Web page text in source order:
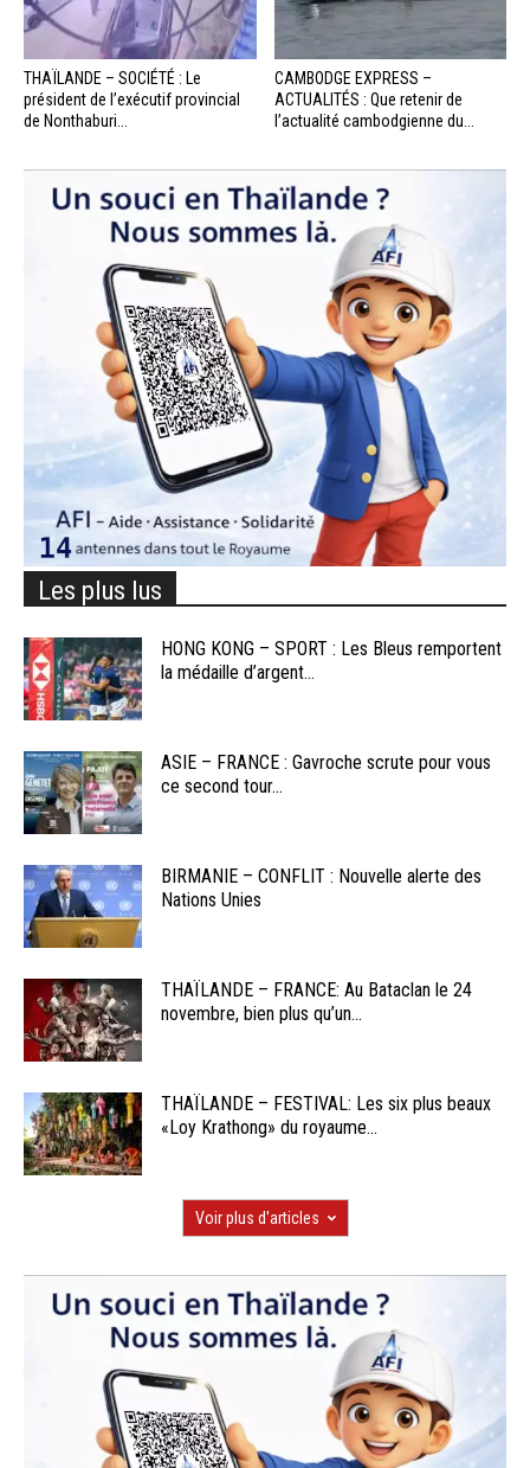
THAÏLANDE – SOCIÉTÉ : Le
président de l’exécutif provincial
de Nonthaburi...
CAMBODGE EXPRESS –
ACTUALITÉS : Que retenir de
l’actualité cambodgienne du...
Les plus lus
HONG KONG – SPORT : Les Bleus remportent
la médaille d’argent...
ASIE – FRANCE : Gavroche scrute pour vous
ce second tour...
BIRMANIE – CONFLIT : Nouvelle alerte des
Nations Unies
THAÏLANDE – FRANCE: Au Bataclan le 24
novembre, bien plus qu’un...
THAÏLANDE – FESTIVAL: Les six plus beaux
«Loy Krathong» du royaume...
Voir plus d'articles